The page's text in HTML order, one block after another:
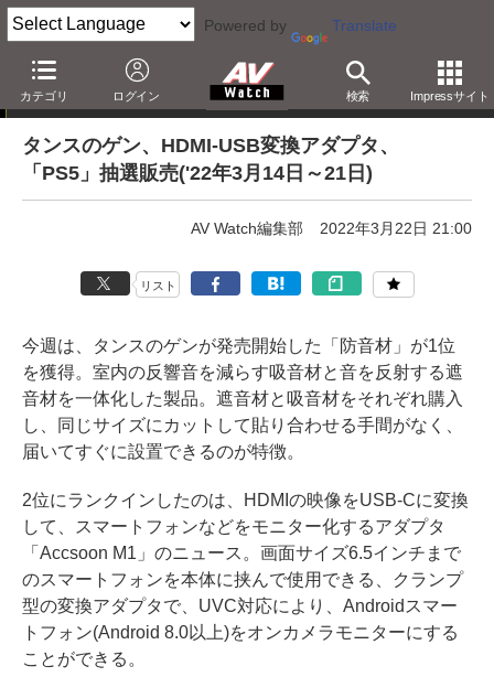
Powered by Translate
カテゴリ ログイン 検索 Impressサイト
AV Watchアクセスランキング
タンスのゲン、HDMI-USB変換アダプタ、
「PS5」抽選販売('22年3月14日～21日)
AV Watch編集部 2022年3月22日 21:00
リスト
今週は、タンスのゲンが発売開始した「防音材」が1位
を獲得。室内の反響音を減らす吸音材と音を反射する遮
音材を一体化した製品。遮音材と吸音材をそれぞれ購入
し、同じサイズにカットして貼り合わせる手間がなく、
届いてすぐに設置できるのが特徴。
2位にランクインしたのは、HDMIの映像をUSB-Cに変換
して、スマートフォンなどをモニター化するアダプタ
「Accsoon M1」のニュース。画面サイズ6.5インチまで
のスマートフォンを本体に挟んで使用できる、クランプ
型の変換アダプタで、UVC対応により、Androidスマー
トフォン(Android 8.0以上)をオンカメラモニターにする
ことができる。